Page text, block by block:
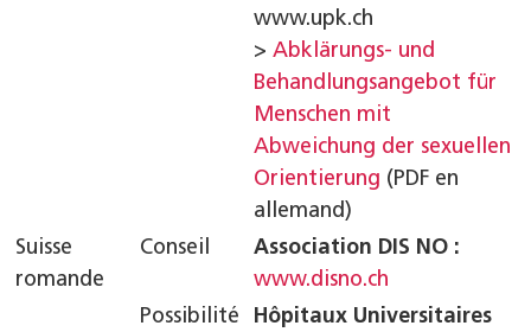
www.upk.ch
> Abklärungs- und
Behandlungsangebot für
Menschen mit
Abweichung der sexuellen
Orientierung (PDF en
allemand)
Suisse
romande
Conseil
Association DIS NO :
www.disno.ch
Possibilité
Hôpitaux Universitaires